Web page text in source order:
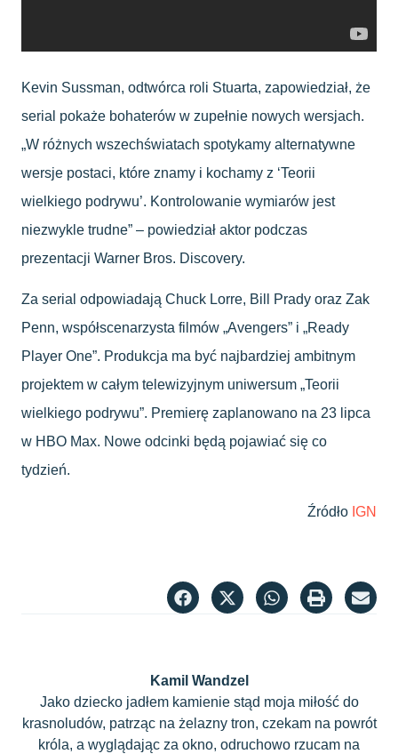
Kevin Sussman, odtwórca roli Stuarta, zapowiedział, że
serial pokaże bohaterów w zupełnie nowych wersjach.
„W różnych wszechświatach spotykamy alternatywne
wersje postaci, które znamy i kochamy z ‘Teorii
wielkiego podrywu’. Kontrolowanie wymiarów jest
niezwykle trudne” – powiedział aktor podczas
prezentacji Warner Bros. Discovery.
Za serial odpowiadają Chuck Lorre, Bill Prady oraz Zak
Penn, współscenarzysta filmów „Avengers” i „Ready
Player One”. Produkcja ma być najbardziej ambitnym
projektem w całym telewizyjnym uniwersum „Teorii
wielkiego podrywu”. Premierę zaplanowano na 23 lipca
w HBO Max. Nowe odcinki będą pojawiać się co
tydzień.
Źródło IGN
Kamil Wandzel
Jako dziecko jadłem kamienie stąd moja miłość do
krasnoludów, patrząc na żelazny tron, czekam na powrót
króla, a wyglądając za okno, odruchowo rzucam na